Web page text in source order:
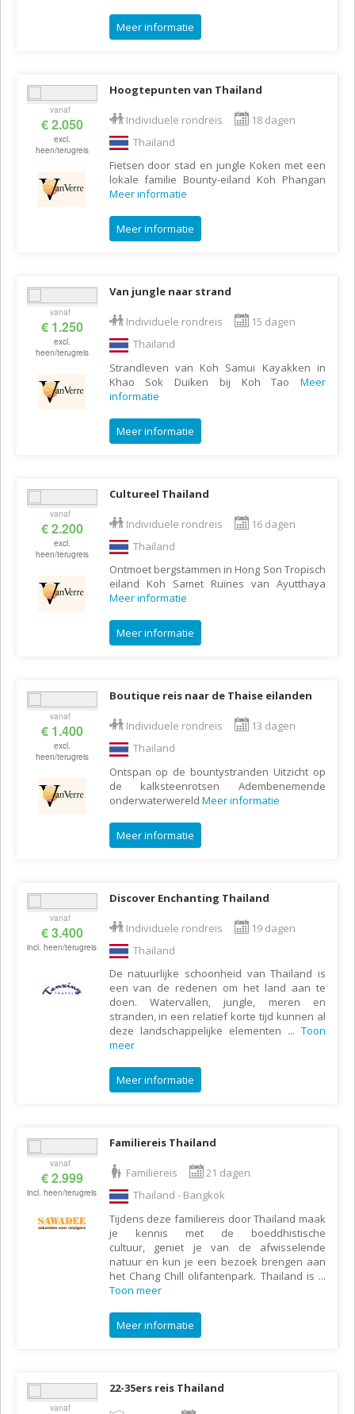
Meer informatie
vanaf
€ 2.050
excl.
heen/terugreis
Hoogtepunten van Thailand
Individuele rondreis
18 dagen
Thailand
Fietsen door stad en jungle Koken met een
lokale familie Bounty-eiland Koh Phangan
Meer informatie
Meer informatie
vanaf
€ 1.250
excl.
heen/terugreis
Van jungle naar strand
Individuele rondreis
15 dagen
Thailand
Strandleven van Koh Samui Kayakken in
Khao Sok Duiken bij Koh Tao Meer
informatie
Meer informatie
vanaf
€ 2.200
excl.
heen/terugreis
Cultureel Thailand
Individuele rondreis
16 dagen
Thailand
Ontmoet bergstammen in Hong Son Tropisch
eiland Koh Samet Ruïnes van Ayutthaya
Meer informatie
Meer informatie
vanaf
€ 1.400
excl.
heen/terugreis
Boutique reis naar de Thaise eilanden
Individuele rondreis
13 dagen
Thailand
Ontspan op de bountystranden Uitzicht op
de kalksteenrotsen Adembenemende
onderwaterwereld Meer informatie
Meer informatie
vanaf
€ 3.400
incl. heen/terugreis
Discover Enchanting Thailand
Individuele rondreis
19 dagen
Thailand
De natuurlijke schoonheid van Thailand is
een van de redenen om het land aan te
doen. Watervallen, jungle, meren en
stranden, in een relatief korte tijd kunnen al
deze landschappelijke elementen ... Toon
meer
Meer informatie
vanaf
€ 2.999
incl. heen/terugreis
Familiereis Thailand
Familiereis
21 dagen
Thailand - Bangkok
Tijdens deze familiereis door Thailand maak
je kennis met de boeddhistische
cultuur, geniet je van de afwisselende
natuur en kun je een bezoek brengen aan
het Chang Chill olifantenpark. Thailand is ...
Toon meer
Meer informatie
vanaf
22-35ers reis Thailand